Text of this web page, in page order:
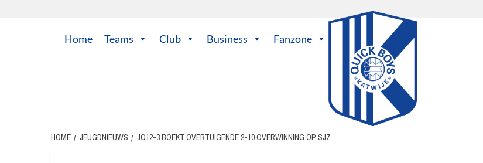
Home Teams Club Business Fanzone
HOME JEUGDNIEUWS JO12-3 BOEKT OVERTUIGENDE 2-10 OVERWINNING OP SJZ